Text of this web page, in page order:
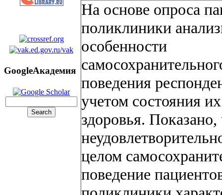
GoogleАкадемия
На основе опроса
поликлиники
особенности
поведения
учетом состояния их
здоровья. Показано,
целом
поведение